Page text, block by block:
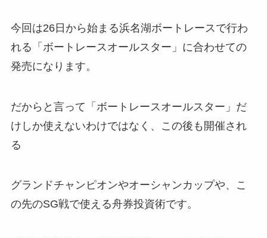
今回は26日から始まる浜名湖ボートレースで行わ
れる「ボートレースオールスター」に合わせての
発売になります。
だからと言って「ボートレースオールスター」だ
けしか使えないわけではなく、この後も開催され
る
グランドチャンピオンやオーシャンカップや、こ
の先のSG戦で使える舟券投資術です。